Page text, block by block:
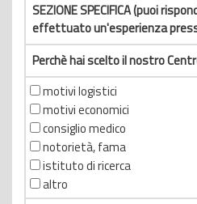
SEZIONE SPECIFICA (puoi
effettuato un'esperienza
Perchè hai scelto il nostro
motivi logistici
motivi economici
consiglio medico
notorietà, fama
istituto di ricerca
altro